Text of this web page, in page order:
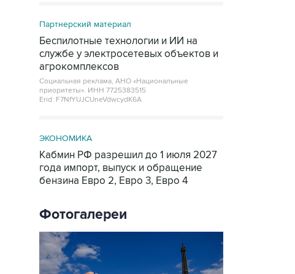
Партнерский материал
Беспилотные технологии и ИИ на
службе у электросетевых объектов и
агрокомплексов
Социальная реклама, АНО «Национальные
приоритеты». ИНН 7725383515
Erid: F7NfYUJCUneVdwcydK6A
ЭКОНОМИКА
Кабмин РФ разрешил до 1 июля 2027
года импорт, выпуск и обращение
бензина Евро 2, Евро 3, Евро 4
Фотогалереи